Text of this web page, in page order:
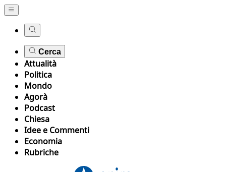
Cerca
Attualità
Politica
Mondo
Agorà
Podcast
Chiesa
Idee e Commenti
Economia
Rubriche